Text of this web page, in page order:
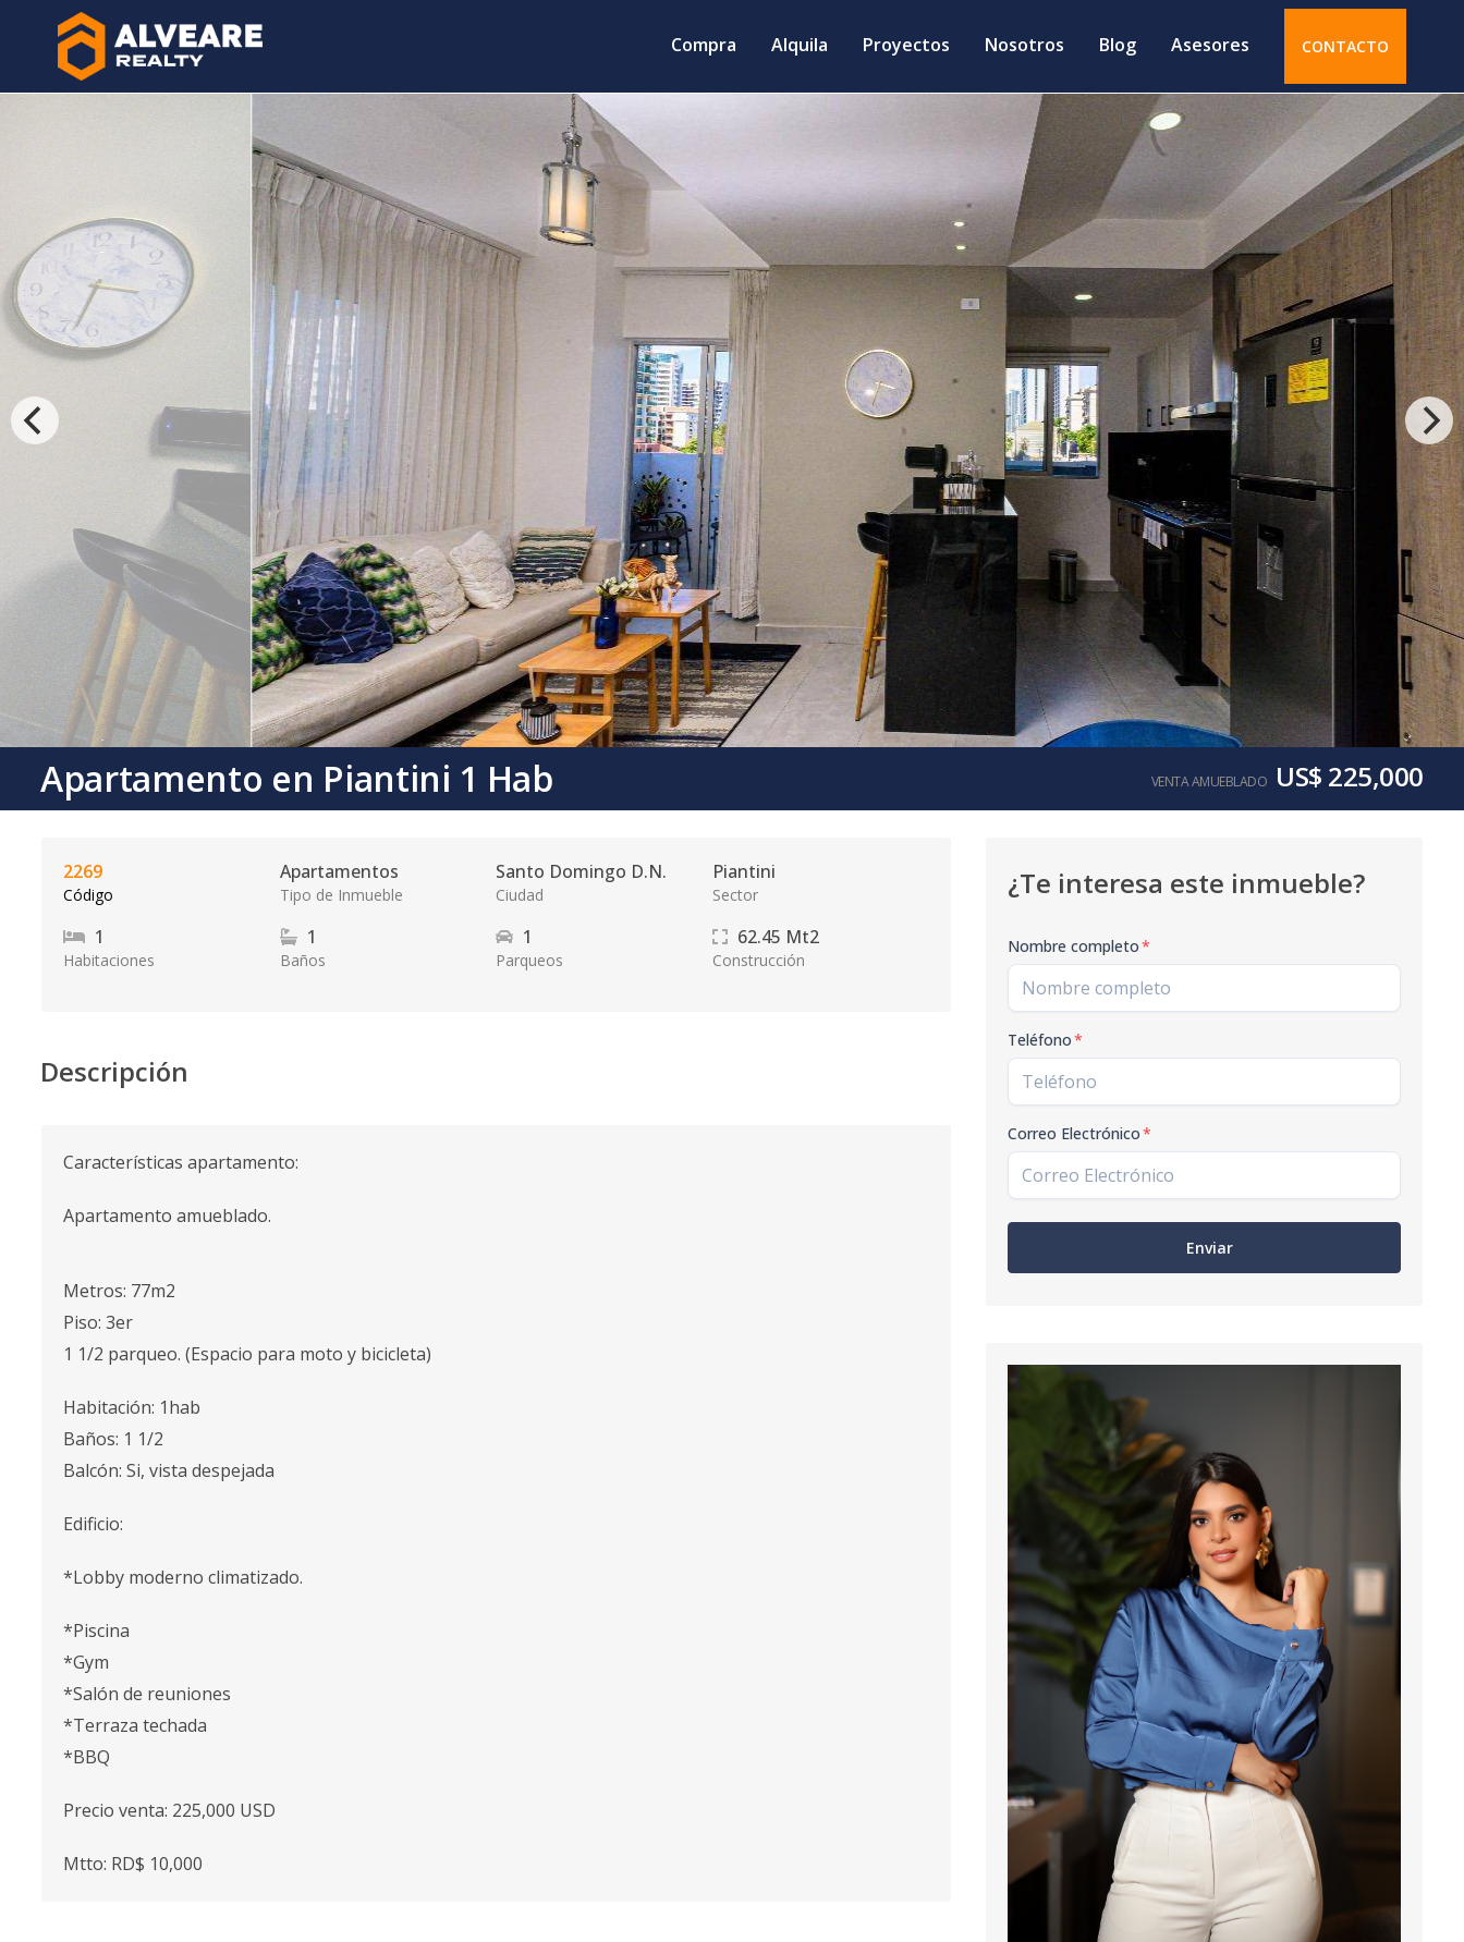
Compra Alquila Proyectos Nosotros Blog Asesores CONTACTO
Apartamento en Piantini 1 Hab VENTA AMUEBLADO US$ 225,000
2269
Código
Apartamentos
Tipo de Inmueble
Santo Domingo D.N.
Ciudad
Piantini
Sector
1
Habitaciones
1
Baños
1
Parqueos
62.45 Mt2
Construcción
Descripción
Características apartamento:
Apartamento amueblado.
Metros: 77m2
Piso: 3er
1 1/2 parqueo. (Espacio para moto y bicicleta)
Habitación: 1hab
Baños: 1 1/2
Balcón: Si, vista despejada
Edificio:
*Lobby moderno climatizado.
*Piscina
*Gym
*Salón de reuniones
*Terraza techada
*BBQ
Precio venta: 225,000 USD
Mtto: RD$ 10,000
¿Te interesa este inmueble?
Nombre completo*
Teléfono*
Correo Electrónico*
Enviar